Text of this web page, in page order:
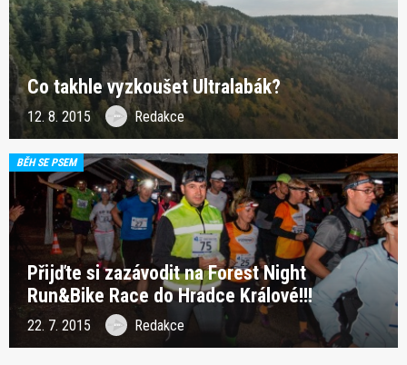
Co takhle vyzkoušet Ultralabák?
12. 8. 2015 Redakce
BĚH SE PSEM
Přijďte si zazávodit na Forest Night
Run&Bike Race do Hradce Králové!!!
22. 7. 2015 Redakce